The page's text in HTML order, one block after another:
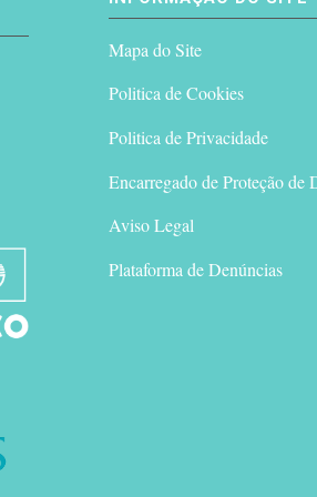
Mapa do Site
Politica de Cookies
Politica de Privacidade
Encarregado de Proteção de
Aviso Legal
Plataforma de Denúncias